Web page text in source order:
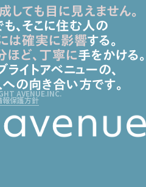
AVENUE.INC.
報保護方針
しても目に見えません。
も、そこに住む人の
は確実に影響する。
ほど、丁寧に手をかける。
ライトアベニューの、
の向き合い方です。